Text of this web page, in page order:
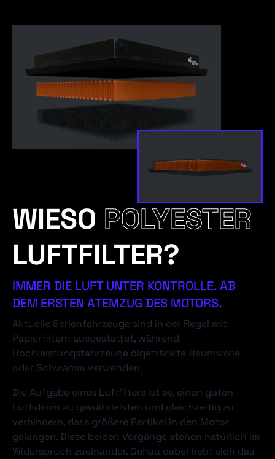
WIESO POLYESTER
LUFTFILTER?
IMMER DIE LUFT UNTER KONTROLLE. AB
DEM ERSTEN ATEMZUG DES MOTORS.
Aktuelle Serienfahrzeuge sind in der Regel mit
Papierfiltern ausgestattet, während
Hochleistungsfahrzeuge ölgetränkte Baumwolle
oder Schwamm verwenden.
Die Aufgabe eines Luftfilters ist es, einen guten
Luftstrom zu gewährleisten und gleichzeitig zu
verhindern, dass größere Partikel in den Motor
gelangen. Diese beiden Vorgänge stehen natürlich im
Widerspruch zueinander. Genau dabei hebt sich das